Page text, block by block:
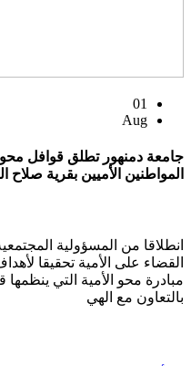
01
Aug
جامعة دمنهور تطلق قوافل محو
المواطنين الأميين بقرية صلاح
انطلاقا من المسؤولية
القضاء على الأمية تحقيقا
مبادرة محو الأمية التي ينظمها
بالتعاون مع الهي